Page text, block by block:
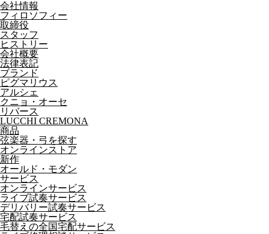
会社情報
フィロソフィー
取締役
スタッフ
ヒストリー
会社概要
法律表記
ブランド
ピグマリウス
アルシェ
クニョ・オーセ
リバース
LUCCHI CREMONA
商品
弦楽器・弓を探す
オンラインストア
新作
オールド・モダン
サービス
オンラインサービス
ライブ試奏サービス
デリバリー試奏サービス
宅配試奏サービス
毛替えの全国宅配サービス